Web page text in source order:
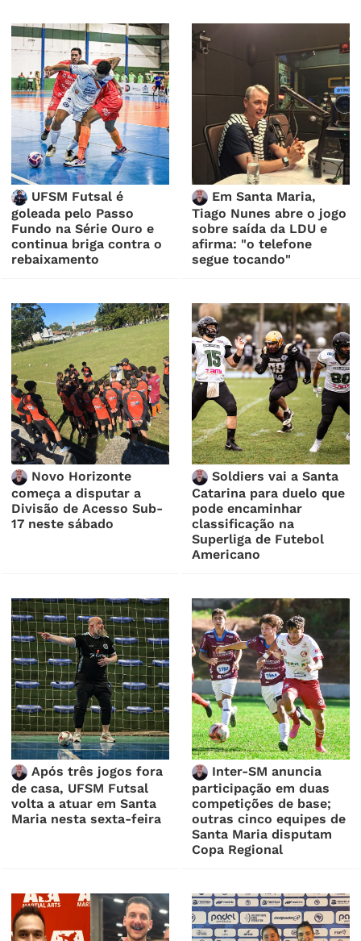
UFSM Futsal é
goleada pelo Passo
Fundo na Série Ouro e
continua briga contra o
rebaixamento
Em Santa Maria,
Tiago Nunes abre o jogo
sobre saída da LDU e
afirma: "o telefone
segue tocando"
Novo Horizonte
começa a disputar a
Divisão de Acesso Sub-
17 neste sábado
Soldiers vai a Santa
Catarina para duelo que
pode encaminhar
classificação na
Superliga de Futebol
Americano
Após três jogos fora
de casa, UFSM Futsal
volta a atuar em Santa
Maria nesta sexta-feira
Inter-SM anuncia
participação em duas
competições de base;
outras cinco equipes de
Santa Maria disputam
Copa Regional